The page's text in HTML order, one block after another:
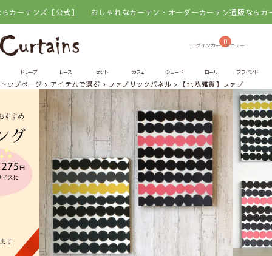
ンズ【公式】 おしゃれなカーテン・オーダーカーテン通販ならカーテン
0
ドレープ レース セット カフェ シェード ロール ブラインド
トップページ アイテムで選ぶ ファブリックパネル 【北欧雑貨】ファブリッ